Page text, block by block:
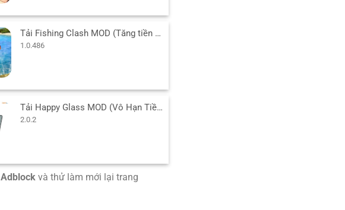
Tải Fishing Clash MOD (Tăng tiền thưởng, Tự động câu) 1.0.486 APK
1.0.486
Tải Happy Glass MOD (Vô Hạn Tiền) v2.0.2 APK cho Android
2.0.2
Adblock và thử làm mới lại trang